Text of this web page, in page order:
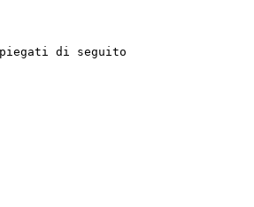
di seguito